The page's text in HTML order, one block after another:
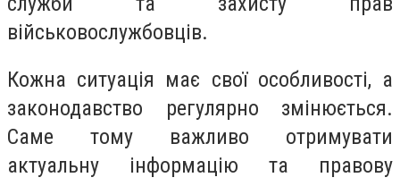
військовослужбовців.
Кожна ситуація має свої особливості, а
законодавство регулярно змінюється.
Саме тому важливо отримувати
актуальну інформацію та правову